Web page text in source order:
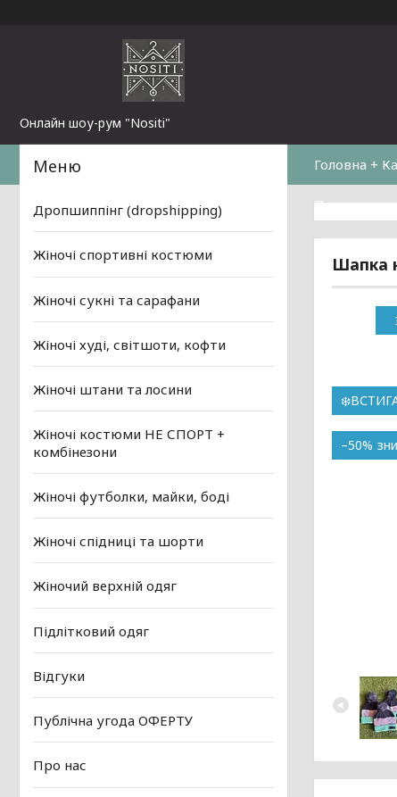
Онлайн шоу-рум "Nositi"
Головна +
Шапка
–50%
Дропшиппінг (dropshipping)
Жіночі спортивні костюми
Жіночі сукні та сарафани
Жіночі худі, світшоти, кофти
Жіночі штани та лосини
Жіночі костюми НЕ СПОРТ +
комбінезони
Жіночі футболки, майки, боді
Жіночі спідниці та шорти
Жіночий верхній одяг
Підлітковий одяг
Відгуки
Публічна угода ОФЕРТУ
Про нас